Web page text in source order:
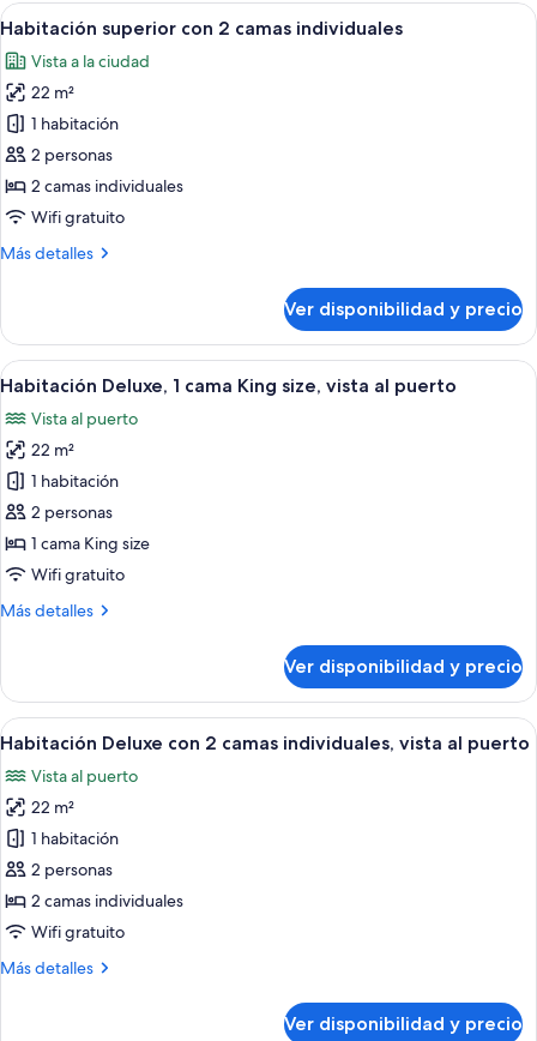
cama
size
Ver
todas
las
fotos
de
Habitación
superior
con
camas
Caja de seguridad en la habitación y
5
Habitación superior con 2 camas individuales
Vista a la ciudad
22 m²
1 habitación
2 personas
2 camas individuales
Wifi gratuito
Más detalles
Más
superior
con
2
individuales
Ver disponibilidad y precio
Ver
todas
las
fotos
de
Habitación
Deluxe,
1
King
al
puerto
Caja de seguridad en la habitación y
6
Habitación Deluxe, 1 cama King size, vista al puerto
Vista al puerto
22 m²
1 habitación
2 personas
1 cama King size
Wifi gratuito
Más detalles
Más
Deluxe,
cama
size,
vista
al
puerto
Ver disponibilidad y precio
Ver
todas
las
fotos
de
Habitación
Deluxe
con
camas
Caja de seguridad en la habitación y
5
Habitación Deluxe con 2 camas individuales, vista al puerto
Vista al puerto
22 m²
1 habitación
2 personas
2 camas individuales
Wifi gratuito
Más detalles
Más
Ver disponibilidad y precio